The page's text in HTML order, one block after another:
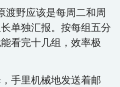
渡野应该是每周二和周
单独汇报。按每组五分
看完十几组，效率极
手里机械地发送着邮